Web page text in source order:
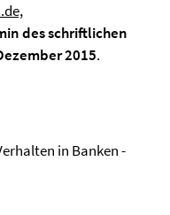
des schriftlichen
2015.
in Banken -